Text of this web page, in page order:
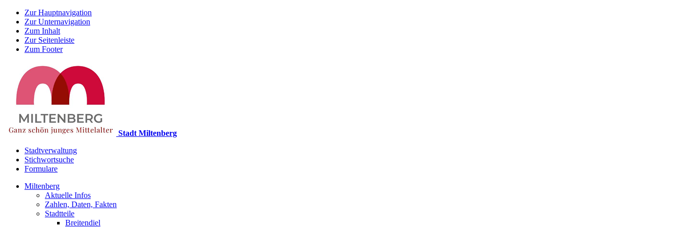
Zur Hauptnavigation
Zur Unternavigation
Zum Inhalt
Zur Seitenleiste
Zum Footer
Stadt Miltenberg
Stadtverwaltung
Stichwortsuche
Formulare
Miltenberg
Aktuelle Infos
Zahlen, Daten, Fakten
Stadtteile
Breitendiel